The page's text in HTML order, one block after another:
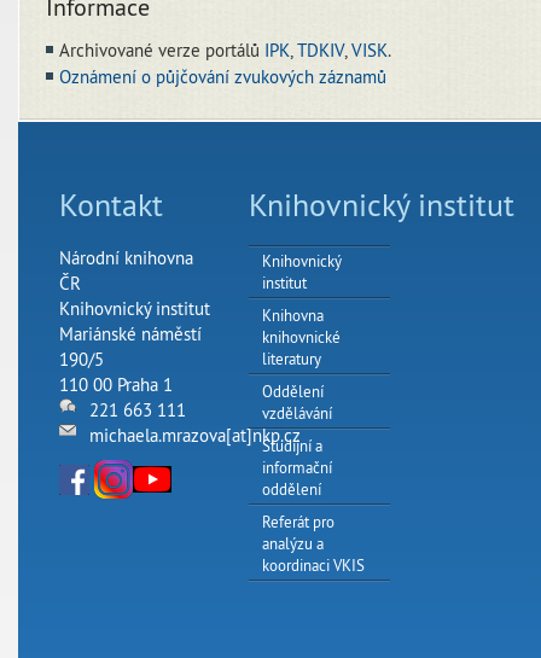
Informace
Archivované verze portálů IPK,TDKIV,VISK.
Oznámení o půjčování zvukových záznamů
Kontakt
Národní knihovna
ČR
Knihovnický institut
Mariánské náměstí
190/5
110 00 Praha 1
221 663 111
michaela.mrazova[at]nkp.cz
Knihovnický institut
Knihovnický
institut
Knihovna
knihovnické
literatury
Oddělení
vzdělávání
Studijní a
informační
oddělení
Referát pro
analýzu a
koordinaci VKIS